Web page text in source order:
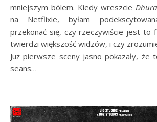
mniejszym bólem. Kiedy wreszcie
na Netflixie, byłam
przekonać się, czy rzeczywiście jest to
twierdzi większość widzów, i czy
Już pierwsze sceny jasno pokazały, że
seans…